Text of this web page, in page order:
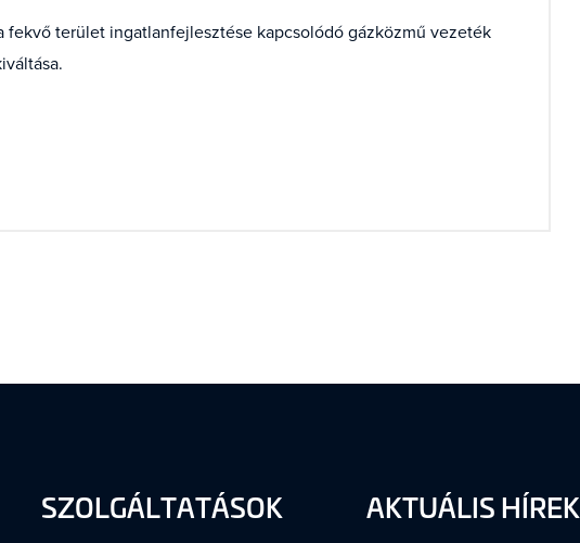
fekvő terület ingatlanfejlesztése kapcsolódó gázközmű vezeték
SZOLGÁLTATÁSOK AKTUÁLIS HÍREK